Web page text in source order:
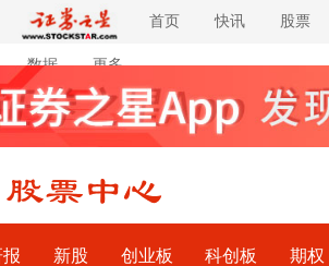
首页 快讯 股票
数据 更多
新股 创业板 科创板 期权